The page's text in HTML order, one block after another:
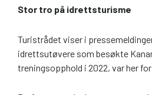
Stor tro på idrettsturisme
Turistrådet viser i
idrettsutøvere som besøkte
treningsopphold i 2022, var her